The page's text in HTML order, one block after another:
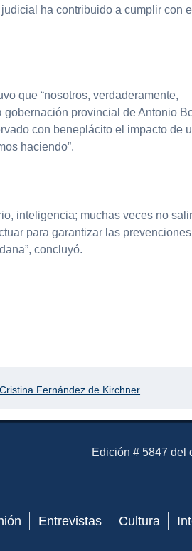
ha contribuido a cumplir con
que “nosotros, verdaderamente,
provincial de Antonio
con beneplácito el impacto de
haciendo”.
inteligencia; muchas veces no
para garantizar las
concluyó.
Cristina Fernández de Kirchner
El Mensajero
Edición # 5847 del
Entrevistas Cultura